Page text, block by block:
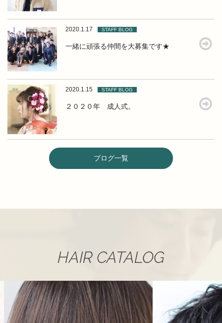
2020.1.17 STAFF BLOG
一緒に頑張る仲間を大募集です★
2020.1.15 STAFF BLOG
２０２０年 成人式。
ブログ一覧
HAIR CATALOG